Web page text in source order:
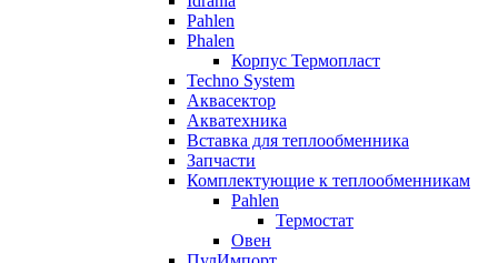
Pahlen
Phalen
Корпус Термопласт
Techno System
Аквасектор
Акватехника
Вставка для теплообменника
Запчасти
Комплектующие к теплообменникам
Pahlen
Термостат
Овен